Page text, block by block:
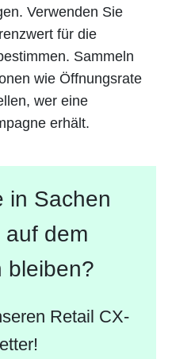
Verwenden Sie
für die
Sammeln
wie Öffnungsrate
wer eine
erhält.
in Sachen
auf dem
bleiben?
Retail CX-